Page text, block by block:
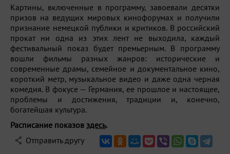
Картины, включенные в программу, завоевали десятки
призов на ведущих мировых кинофорумах и получили
признание немецкой публики и критиков. В российский
прокат ни одна из этих лент не выходила, каждый
фестивальный показ будет премьерным. В программу
вошли фильмы разных жанров: исторические и
современные драмы, семейное и документальное кино,
короткий метр, музыкальное видео и даже одна черная
комедия. В фокусе — Германия, ее прошлое и настоящее,
проблемы и достижения, традиции и, конечно,
богатейшая культура.
Расписание показов здесь.
Отправить другу